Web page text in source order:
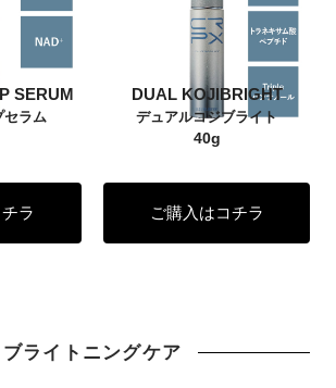
SERUM
セラム
ラ
DUAL KOJIBRIGHT
デュアルコジブライト
40g
ご購入はコチラ
ブライトニングケア